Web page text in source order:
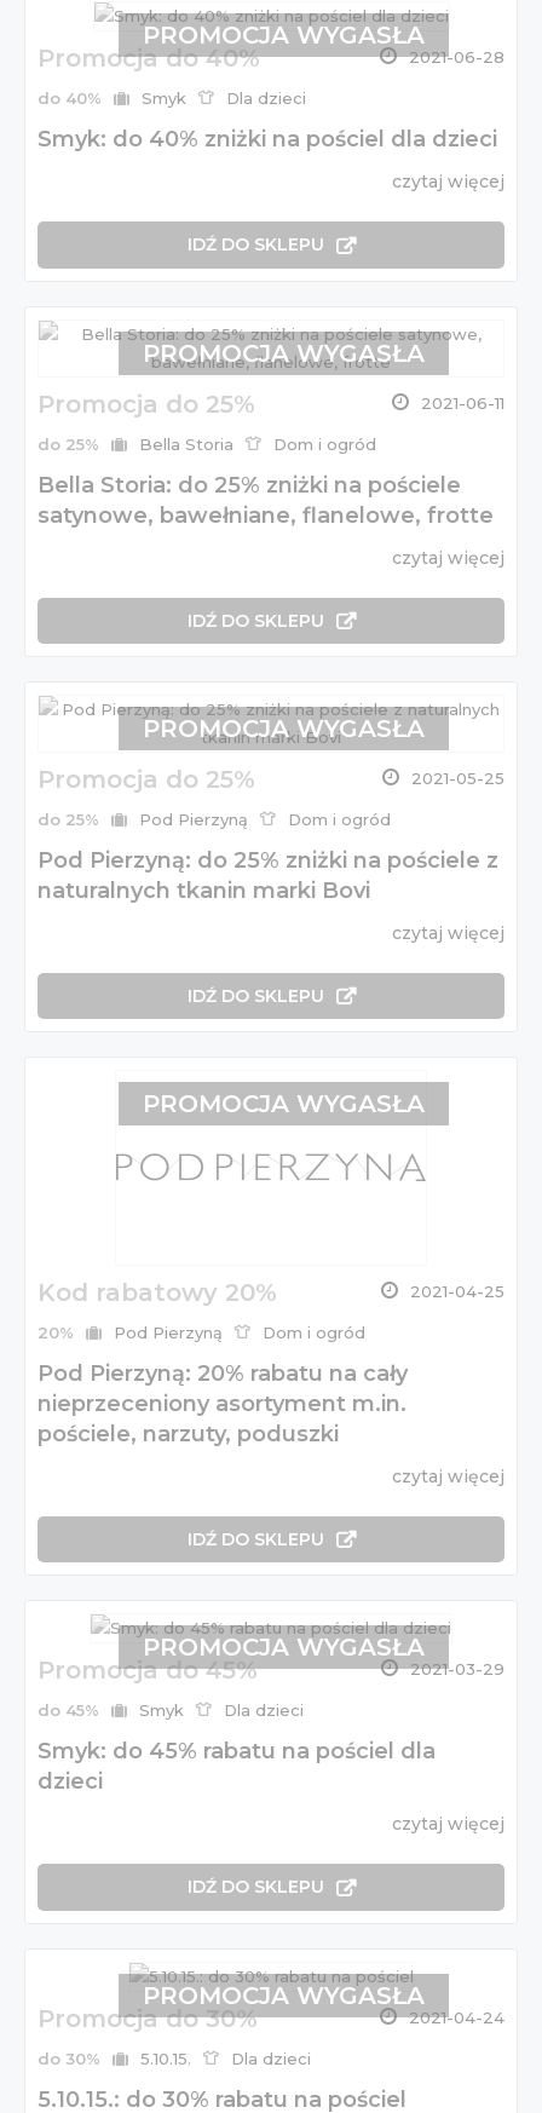
Promocja do 40% 2021-06-28
do 40% Smyk Dla dzieci
Smyk: do 40% zniżki na pościel dla dzieci
czytaj więcej
IDŹ DO SKLEPU
PROMOCJA WYGASŁA
Promocja do 25% 2021-06-11
do 25% Bella Storia Dom i ogród
Bella Storia: do 25% zniżki na pościele
satynowe, bawełniane, flanelowe, frotte
czytaj więcej
IDŹ DO SKLEPU
PROMOCJA WYGASŁA
Promocja do 25% 2021-05-25
do 25% Pod Pierzyną Dom i ogród
Pod Pierzyną: do 25% zniżki na pościele z
naturalnych tkanin marki Bovi
czytaj więcej
IDŹ DO SKLEPU
PROMOCJA WYGASŁA
Kod rabatowy 20% 2021-04-25
20% Pod Pierzyną Dom i ogród
Pod Pierzyną: 20% rabatu na cały
nieprzeceniony asortyment m.in.
pościele, narzuty, poduszki
czytaj więcej
IDŹ DO SKLEPU
PROMOCJA WYGASŁA
Promocja do 45% 2021-03-29
do 45% Smyk Dla dzieci
Smyk: do 45% rabatu na pościel dla
dzieci
czytaj więcej
IDŹ DO SKLEPU
PROMOCJA WYGASŁA
Promocja do 30% 2021-04-24
do 30% 5.10.15. Dla dzieci
5.10.15.: do 30% rabatu na pościel
PROMOCJA WYGASŁA